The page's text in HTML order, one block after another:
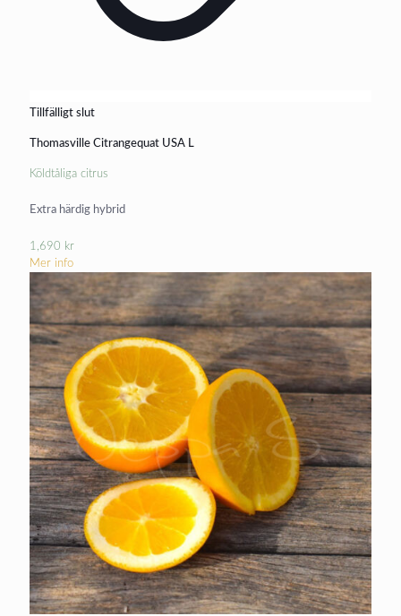
Tillfälligt slut
Thomasville Citrangequat USA L
Köldtåliga citrus
Extra härdig hybrid
1,690 kr
Mer info